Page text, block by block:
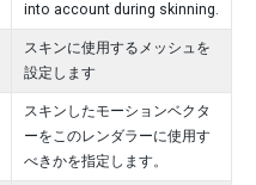
into account during skinning.
スキンに使用するメッシュを
設定します
スキンしたモーションベクタ
ーをこのレンダラーに使用す
べきかを指定します。